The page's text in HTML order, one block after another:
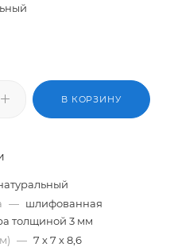
В КОРЗИНУ
— шлифованная
толщиной 3 мм
— 7 х 7 х 8,6